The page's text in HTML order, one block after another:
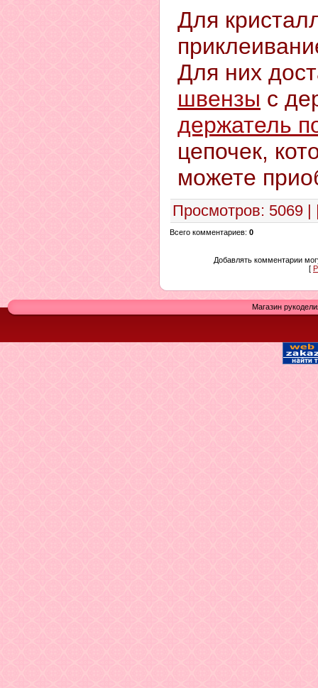
Для
Для них
швензы с
держатель
цепочек,
можете
Просмотров: 5069
Всего комментариев: 0
Добавлять комментарии
[
Магазин